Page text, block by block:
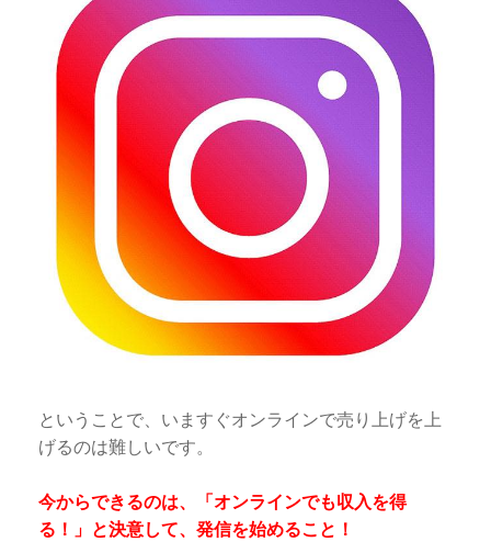
ということで、いますぐオンラインで売り上げを上
げるのは難しいです。
今からできるのは、「オンラインでも収入を得
る！」と決意して、発信を始めること！